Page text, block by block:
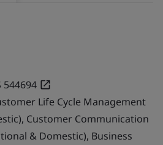
544694
Life Cycle Management
Customer Communication
& Domestic), Business